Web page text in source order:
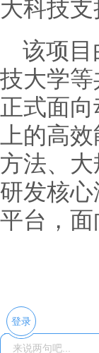
大科技支
该项目
技大学
正式面
上的高
方法、
研发核
平台，
登录